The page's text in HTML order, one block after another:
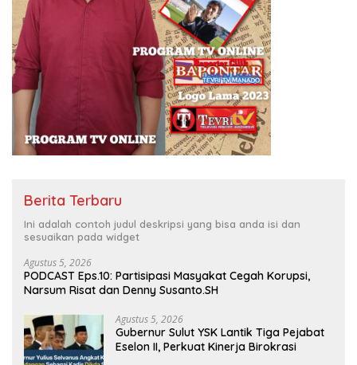
Berita Terbaru
Ini adalah contoh judul deskripsi yang bisa anda isi dan
sesuaikan pada widget
Agustus 5, 2026
PODCAST Eps.10: Partisipasi Masyakat Cegah Korupsi,
Narsum Risat dan Denny Susanto.SH
Agustus 5, 2026
Gubernur Sulut YSK Lantik Tiga Pejabat
Eselon II, Perkuat Kinerja Birokrasi